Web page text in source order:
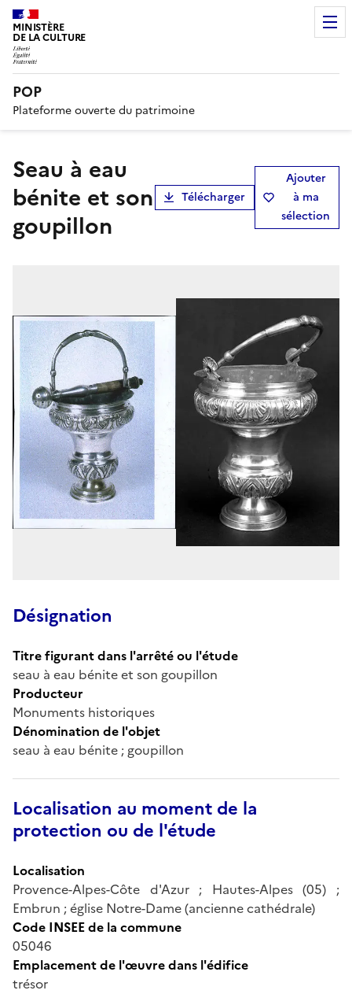
MINISTÈRE
DE LA CULTURE
POP
Plateforme ouverte du patrimoine
seau à eau
bénite et son
goupillon
Télécharger
Ajouter
à ma
sélection
Désignation
Titre figurant dans l'arrêté ou l'étude
seau à eau bénite et son goupillon
Producteur
Monuments historiques
Dénomination de l'objet
seau à eau bénite ; goupillon
Localisation au moment de la
protection ou de l'étude
Localisation
Provence-Alpes-Côte d'Azur ; Hautes-Alpes (05) ;
Embrun ; église Notre-Dame (ancienne cathédrale)
Code INSEE de la commune
05046
Emplacement de l'œuvre dans l'édifice
trésor